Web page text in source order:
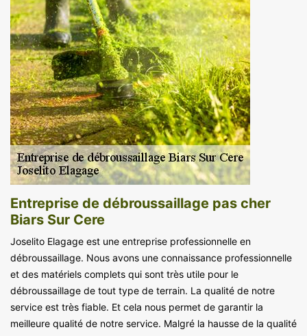
Entreprise de débroussaillage pas cher
Biars Sur Cere
Joselito Elagage est une entreprise professionnelle en
débroussaillage. Nous avons une connaissance professionnelle
et des matériels complets qui sont très utile pour le
débroussaillage de tout type de terrain. La qualité de notre
service est très fiable. Et cela nous permet de garantir la
meilleure qualité de notre service. Malgré la hausse de la qualité